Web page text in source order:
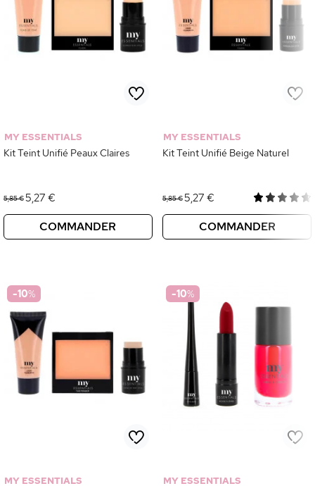
MY ESSENTIALS
Kit Teint Unifié Peaux Claires
5,85 €5,27 €
COMMANDER
MY ESSENTIALS
Kit Teint Unifié Beige Naturel
5,85 €5,27 €
COMMANDER
-10%
MY ESSENTIALS
-10%
MY ESSENTIALS